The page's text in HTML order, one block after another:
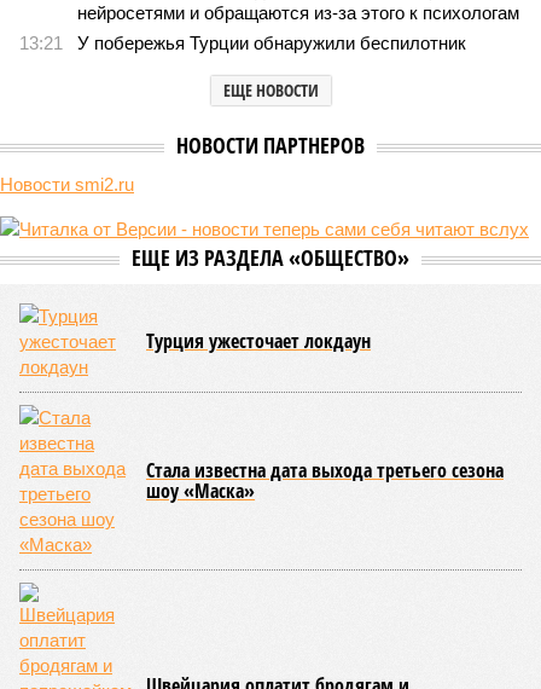
Пока в Ярославском районе СВАО дольщики «Сказочного леса»
уже получают ключи – в мае 2026 года были получены
заключение о соответствии проектной документации и
совсем недалеко, в паре станций метро южнее, на Люблинской
Сюжет:Недвижимость
ЖК «Светлый мир «Станция Л»: та же группа компаний-
банкрот Seven Suns Development, та же
схема достройки через Capital Group осенью 2024 года, но
за прошедшие два года результатов, по словам дольщиков,
практически не видно. По
порталов, первую очередь ЖК строители обещают сдать к
декабрю 2026 г., вторую – к марту 2028-го. Но никто при
этом из кураторов стройки не задается вопросом: как эти
сроки должны материализоваться? На строительной
площадке, по свидетельствам дольщиков, регулярно
бывающих у забора, какая-либо техника отсутствует. Ни
бетононасосов, ни работающих кранов, ни признаков
мобилизации подрядчиков. При том, что до «декабря 2026»
осталось менее полугода.
Если в «Сказочном лесу» техзаказчик публично